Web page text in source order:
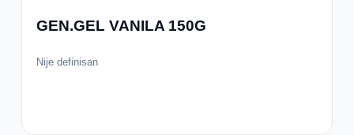
GEN.GEL VANILA 150G
Nije definisan